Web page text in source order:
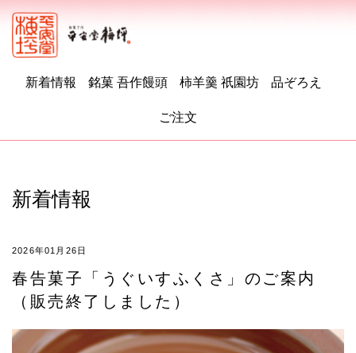
新着情報 銘菓 吾作饅頭 柿羊羹 祇園坊 品ぞろえ
ご注文
新着情報
2026年01月26日
春告菓子「うぐいすふくさ」のご案内
（販売終了しました）